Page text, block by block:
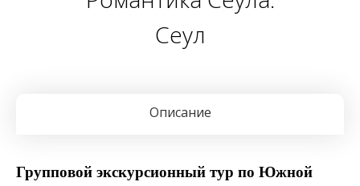
Сеул
Описание
Групповой экскурсионный тур по Южной